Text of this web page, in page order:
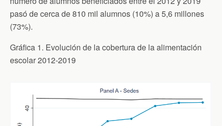
pasó de cerca de 810 mil alumnos (10%) a 5,6 millones
(73%).
Gráfica 1. Evolución de la cobertura de la alimentación
escolar 2012-2019